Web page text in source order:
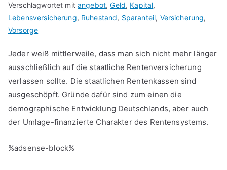
Verschlagwortet mitangebot,Geld, Kapital,
Lebensversicherung, Ruhestand, Sparanteil, Versicherung,
Vorsorge
Jeder weiß mittlerweile, dass man sich nicht mehr länger
ausschließlich auf die staatliche Rentenversicherung
verlassen sollte. Die staatlichen Rentenkassen sind
ausgeschöpft. Gründe dafür sind zum einen die
demographische Entwicklung Deutschlands, aber auch
der Umlage-finanzierte Charakter des Rentensystems.
%adsense-block%